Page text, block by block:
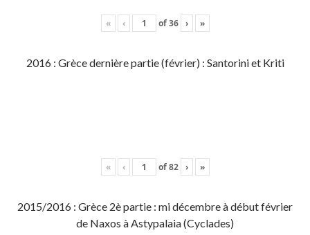
« ‹ of36 › »
2016 : Grèce dernière partie (février) : Santorini et Kriti
« ‹ of82 › »
2015/2016 : Grèce 2è partie : mi décembre à début février
de Naxos à Astypalaia (Cyclades)